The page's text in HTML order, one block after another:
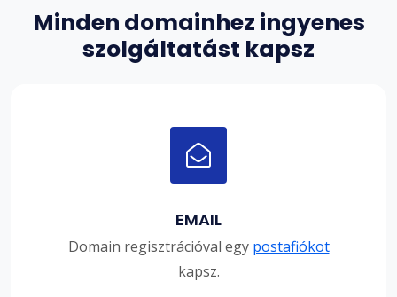
Minden domainhez ingyenes
szolgáltatást kapsz
EMAIL
Domain regisztrációval egy postafiókot
kapsz.